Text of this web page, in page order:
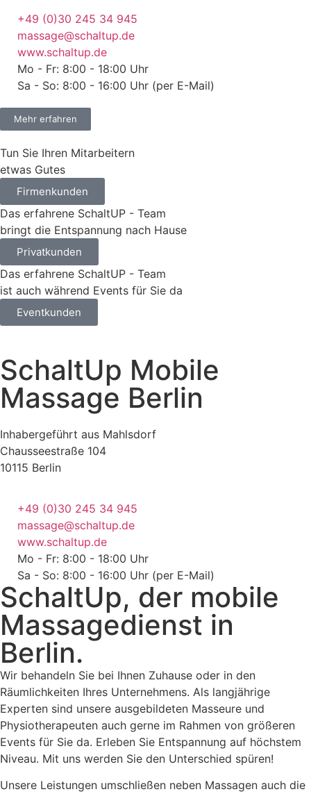
+49 (0)30 245 34 945
massage@schaltup.de
www.schaltup.de
Mo - Fr: 8:00 - 18:00 Uhr
Sa - So: 8:00 - 16:00 Uhr (per E-Mail)
Mehr erfahren
Tun Sie Ihren Mitarbeitern
etwas Gutes
Firmenkunden
Das erfahrene SchaltUP - Team
bringt die Entspannung nach Hause
Privatkunden
Das erfahrene SchaltUP - Team
ist auch während Events für Sie da
Eventkunden
SchaltUp Mobile
Massage Berlin
Inhabergeführt aus Mahlsdorf
Chausseestraße 104
10115 Berlin
+49 (0)30 245 34 945
massage@schaltup.de
www.schaltup.de
Mo - Fr: 8:00 - 18:00 Uhr
Sa - So: 8:00 - 16:00 Uhr (per E-Mail)
SchaltUp, der mobile
Massagedienst in
Berlin.
Wir behandeln Sie bei Ihnen Zuhause oder in den
Räumlichkeiten Ihres Unternehmens. Als langjährige
Experten sind unsere ausgebildeten Masseure und
Physiotherapeuten auch gerne im Rahmen von größeren
Events für Sie da. Erleben Sie Entspannung auf höchstem
Niveau. Mit uns werden Sie den Unterschied spüren!
Unsere Leistungen umschließen neben Massagen auch die